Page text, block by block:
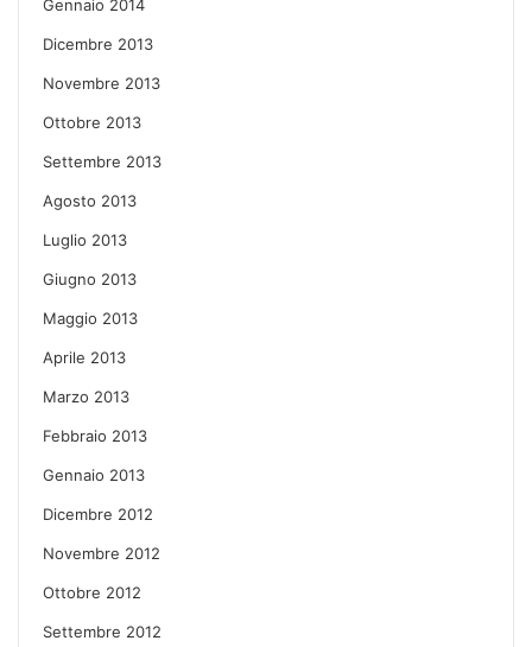
Gennaio 2014
Dicembre 2013
Novembre 2013
Ottobre 2013
Settembre 2013
Agosto 2013
Luglio 2013
Giugno 2013
Maggio 2013
Aprile 2013
Marzo 2013
Febbraio 2013
Gennaio 2013
Dicembre 2012
Novembre 2012
Ottobre 2012
Settembre 2012